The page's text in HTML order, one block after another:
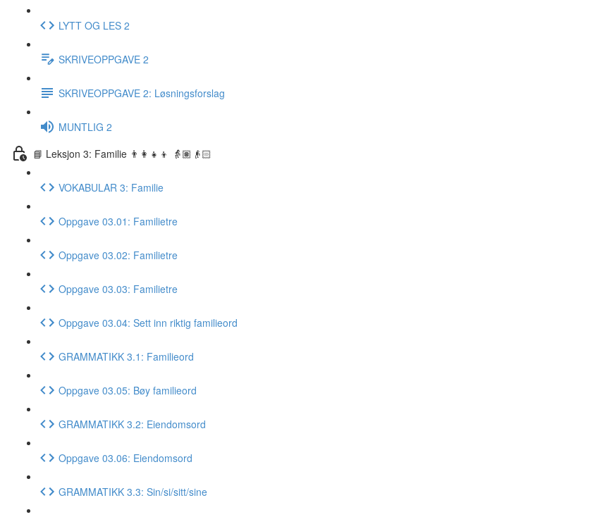
LYTT OG LES 2
SKRIVEOPPGAVE 2
SKRIVEOPPGAVE 2: Løsningsforslag
MUNTLIG 2
📘 Leksjon 3: Familie 👨‍👩‍👧‍👦 👵🏽👴🏻
VOKABULAR 3: Familie
Oppgave 03.01: Familietre
Oppgave 03.02: Familietre
Oppgave 03.03: Familietre
Oppgave 03.04: Sett inn riktig familieord
GRAMMATIKK 3.1: Familieord
Oppgave 03.05: Bøy familieord
GRAMMATIKK 3.2: Eiendomsord
Oppgave 03.06: Eiendomsord
GRAMMATIKK 3.3: Sin/si/sitt/sine